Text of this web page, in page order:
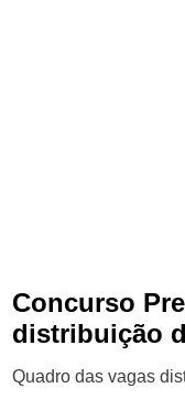
Concurso
distribuição
Quadro das vagas